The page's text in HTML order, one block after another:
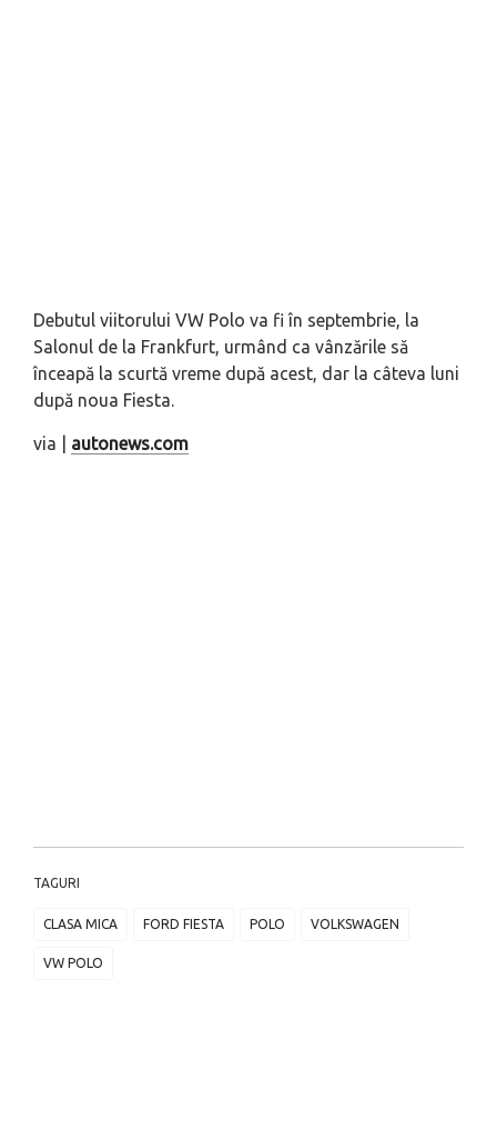
Debutul viitorului VW Polo va fi în septembrie, la
Salonul de la Frankfurt, urmând ca vânzările să
înceapă la scurtă vreme după acest, dar la câteva luni
după noua Fiesta.
via | autonews.com
TAGURI
CLASA MICA FORD FIESTA POLO VOLKSWAGEN
VW POLO